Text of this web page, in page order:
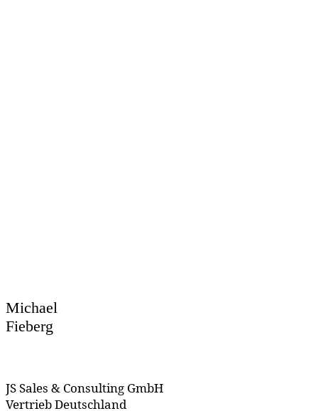
Michael
Fieberg
JS Sales & Consulting GmbH
Vertrieb Deutschland